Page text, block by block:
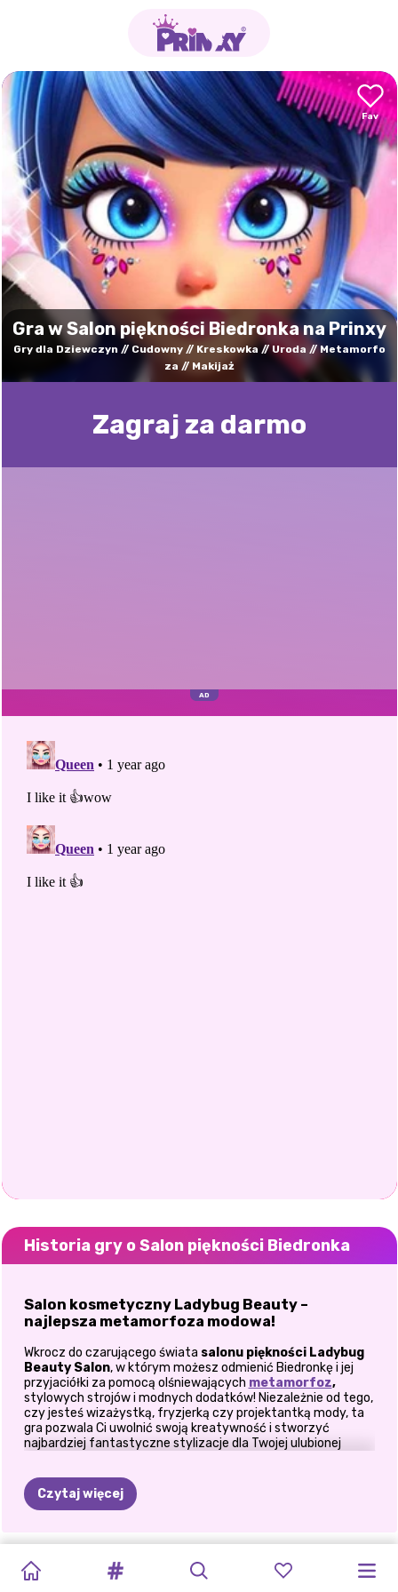
Gra w Salon piękności Biedronka na Prinxy
Gry dla Dziewczyn Cudowny Kreskowka Uroda
Metamorfo
za
Makijaż
Zagraj za darmo
Historia gry o Salon piękności Biedronka
Salon kosmetyczny Ladybug Beauty –
najlepsza metamorfoza modowa!
Wkrocz do czarującego świata salonu piękności Ladybug
Beauty Salon, w którym możesz odmienić Biedronkę i jej
przyjaciółki za pomocą olśniewających metamorfoz,
stylowych strojów i modnych dodatków! Niezależnie od tego,
czy jesteś wizażystką, fryzjerką czy projektantką mody, ta
gra pozwala Ci uwolnić swoją kreatywność i stworzyć
najbardziej fantastyczne stylizacje dla Twojej ulubionej
Krok 1: Olśniewający makijaż i pielęgnacja
poza służbą! Zacznij od relaksującej pielęgnacji skóry przed
nałożeniem:
Czytaj więcej
GLAM
RDZENIA
DZIEWCZYNA
ZIMOWE
WAKACJE
WYPRZEDAŻ
PROJEKT
NIESPODZIANKA
DLA
KONKURS
DZIEWCZYNY
CHODZĄ
JESIEŃ